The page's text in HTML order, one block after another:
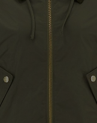
その